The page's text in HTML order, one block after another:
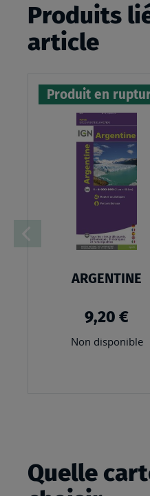
Produits
article
Produit en
ARGENTINE
9,20 €
Non disponible
Quelle